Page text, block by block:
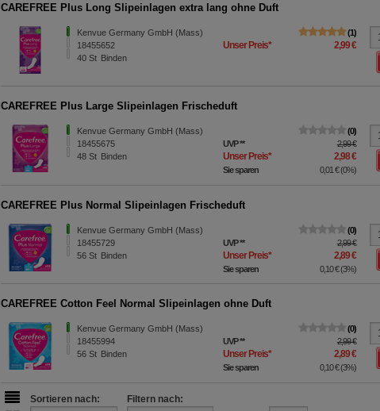
CAREFREE Plus Long Slipeinlagen extra lang ohne Duft
Kenvue Germany GmbH (Mass)
18455652
40St Binden
1
Unser Preis*
2,99 €
CAREFREE Plus Large Slipeinlagen Frischeduft
Kenvue Germany GmbH (Mass)
18455675
48St Binden
0
UVP** 2,99 €
Unser Preis* 2,98 €
Sie sparen 0,01 €(0%)
CAREFREE Plus Normal Slipeinlagen Frischeduft
Kenvue Germany GmbH (Mass)
18455729
56St Binden
0
UVP** 2,99 €
Unser Preis* 2,89 €
Sie sparen 0,10 €(3%)
CAREFREE Cotton Feel Normal Slipeinlagen ohne Duft
Kenvue Germany GmbH (Mass)
18455994
56St Binden
0
UVP** 2,99 €
Unser Preis* 2,89 €
Sie sparen 0,10 €(3%)
Sortieren nach:
Filtern nach: